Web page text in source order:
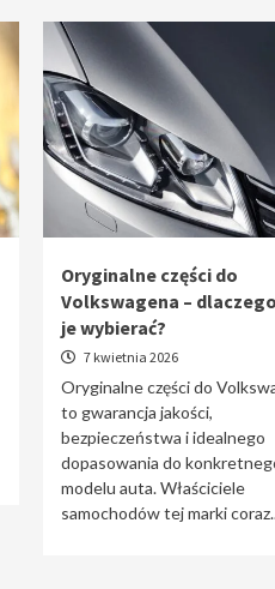
Oryginalne części do
Volkswagena –
je wybierać?
7 kwietnia 2026
Oryginalne części do
to gwarancja jakości,
bezpieczeństwa i idealnego
dopasowania do
modelu auta. Właściciele
samochodów tej marki